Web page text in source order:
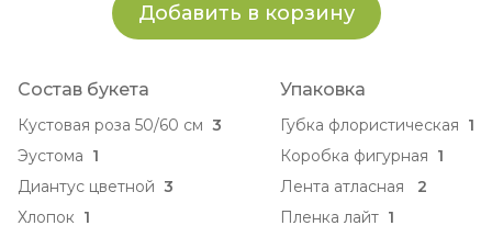
Добавить в корзину
Состав букета
Кустовая роза 50/60 см 3
Эустома 1
Диантус цветной 3
Хлопок 1
Упаковка
Губка флористическая 1
Коробка фигурная 1
Лента атласная
2
Пленка лайт 1